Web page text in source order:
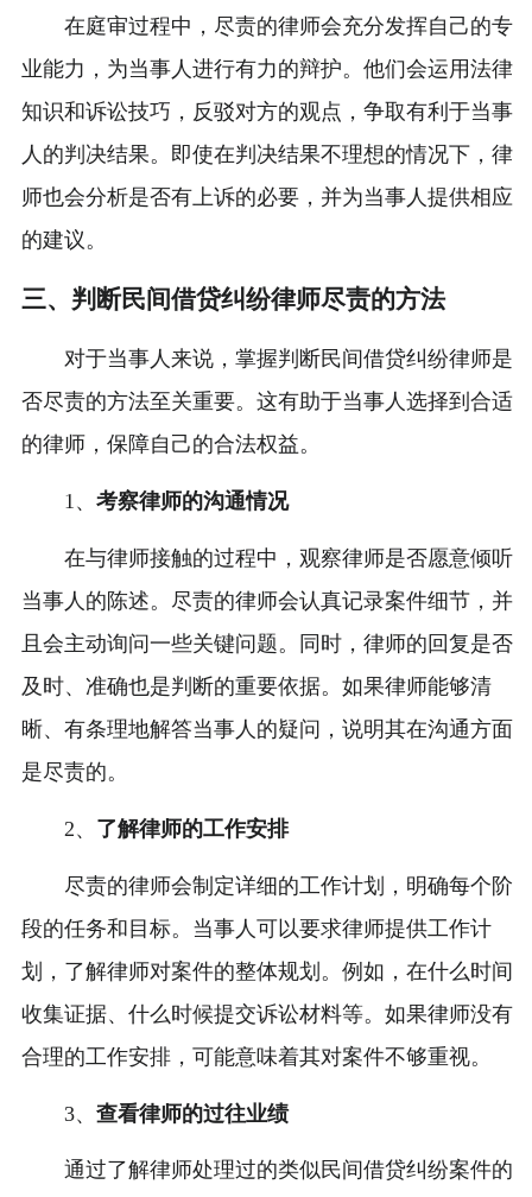
在庭审过程中，尽责的律师会充分发挥自己的专
业能力，为当事人进行有力的辩护。他们会运用法律
知识和诉讼技巧，反驳对方的观点，争取有利于当事
人的判决结果。即使在判决结果不理想的情况下，律
师也会分析是否有上诉的必要，并为当事人提供相应
的建议。
三、判断民间借贷纠纷律师尽责的方法
对于当事人来说，掌握判断民间借贷纠纷律师是
否尽责的方法至关重要。这有助于当事人选择到合适
的律师，保障自己的合法权益。
1、 考察律师的沟通情况
在与律师接触的过程中，观察律师是否愿意倾听
当事人的陈述。尽责的律师会认真记录案件细节，并
且会主动询问一些关键问题。同时，律师的回复是否
及时、准确也是判断的重要依据。如果律师能够清
晰、有条理地解答当事人的疑问，说明其在沟通方面
是尽责的。
2、 了解律师的工作安排
尽责的律师会制定详细的工作计划，明确每个阶
段的任务和目标。当事人可以要求律师提供工作计
划，了解律师对案件的整体规划。例如，在什么时间
收集证据、什么时候提交诉讼材料等。如果律师没有
合理的工作安排，可能意味着其对案件不够重视。
3、 查看律师的过往业绩
通过了解律师处理过的类似民间借贷纠纷案件的